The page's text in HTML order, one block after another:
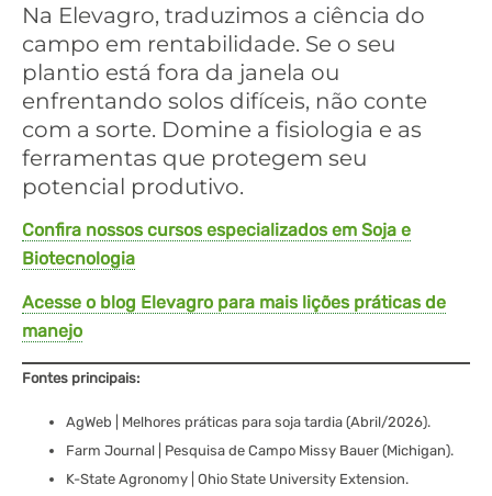
Na Elevagro, traduzimos a ciência do
campo em rentabilidade. Se o seu
plantio está fora da janela ou
enfrentando solos difíceis, não conte
com a sorte. Domine a fisiologia e as
ferramentas que protegem seu
potencial produtivo.
Confira nossos cursos especializados em Soja e
Biotecnologia
Acesse o blog Elevagro para mais lições práticas de
manejo
Fontes principais:
AgWeb | Melhores práticas para soja tardia (Abril/2026).
Farm Journal | Pesquisa de Campo Missy Bauer (Michigan).
K-State Agronomy | Ohio State University Extension.